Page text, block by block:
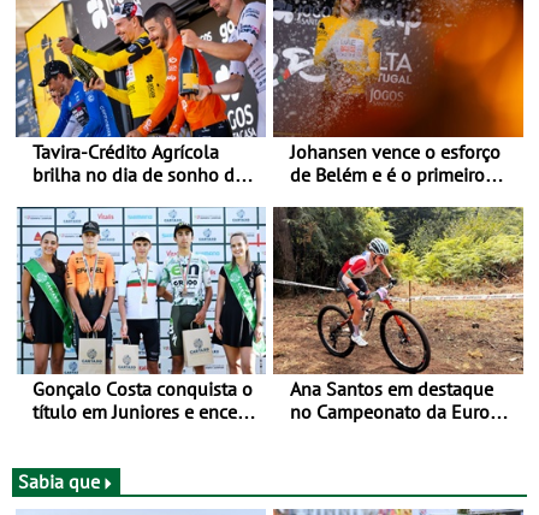
Tavira-Crédito Agrícola
brilha no dia de sonho de
Johansen vence o esforço
de Belém e é o primeiro
a Portugal - Prova decorre
entre 5 e 16 de Agosto
Gonçalo Costa conquista o
título em Juniores e encerra
Ana Santos em destaque
no Campeonato da Europa
Sabia que